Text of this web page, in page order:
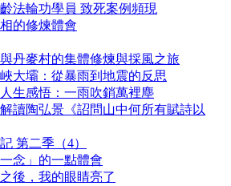
法輪功學員 致死案例頻現
的修煉體會
丹麥村的集體修煉與採風之旅
大壩：從暴雨到地震的反思
生感悟：一雨吹銷萬裡塵
讀陶弘景《詔問山中何所有賦詩以
第二季（4）
念」的一點體會
後，我的眼睛亮了